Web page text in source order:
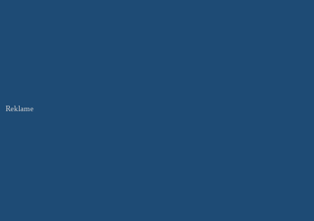
Reklame